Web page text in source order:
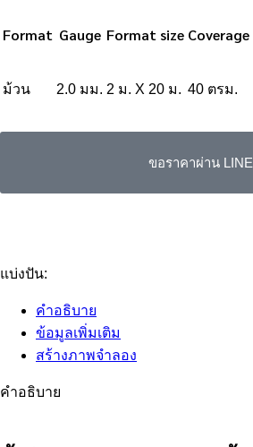
Format Gauge Format size Coverage
ม้วน 2.0 มม. 2 ม. X 20 ม. 40 ตรม.
ขอราคาผ่าน LINE
แบ่งปัน:
คำอธิบาย
ข้อมูลเพิ่มเติม
สร้างภาพจำลอง
คำอธิบาย